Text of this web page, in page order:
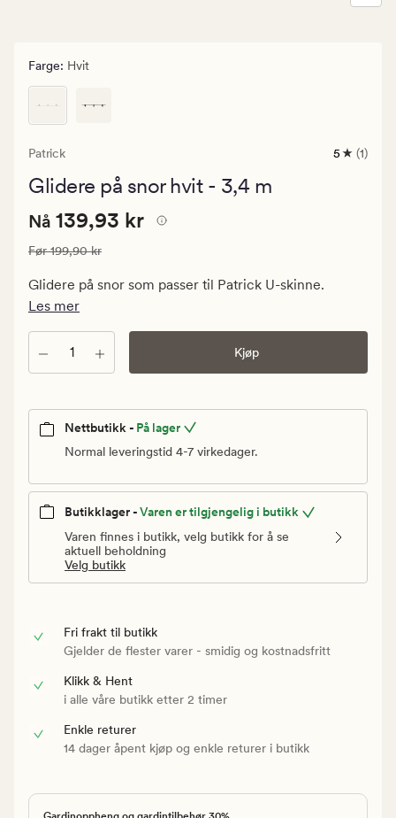
Farge: Hvit
Patrick
1
5 (1)
Glidere på snor hvit - 3,4 m
Nåværende
139,93
kr.
Vanlig
Nåværende pris
Nå 139,93 kr
Vanlig pris 199,90 kr
Før199,90 kr
Glidere på snor som passer til Patrick U-skinne.
Les mer
Antall Kjøp
Nettbutikk - På lager
Normal leveringstid 4-7 virkedager.
Butikklager -Varen er tilgjengelig i butikk
Varen finnes i butikk, velg butikk for å se
aktuell beholdning
Velg butikk
Fri frakt til butikk
Gjelder de flester varer - smidig og kostnadsfritt
Klikk & Hent
i alle våre butikk etter 2 timer
Enkle returer
14 dager åpent kjøp og enkle returer i butikk